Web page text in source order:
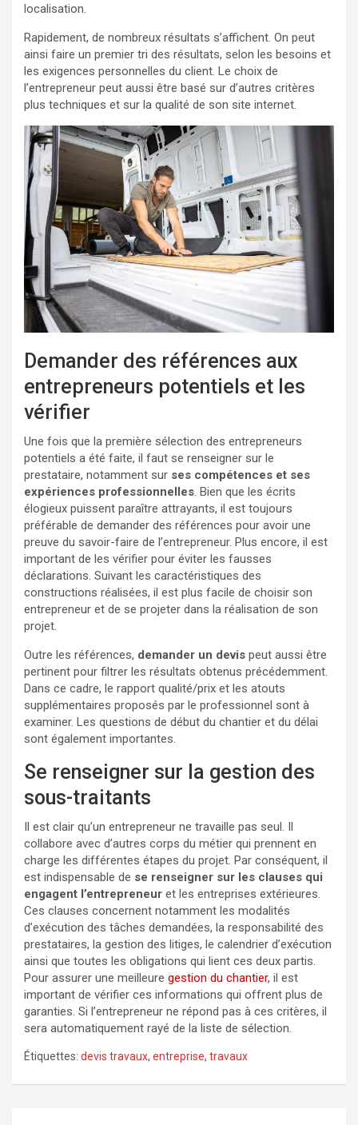
localisation.
Rapidement, de nombreux résultats s’affichent. On peut
ainsi faire un premier tri des résultats, selon les besoins et
les exigences personnelles du client. Le choix de
l’entrepreneur peut aussi être basé sur d’autres critères
plus techniques et sur la qualité de son site internet.
Demander des références aux
entrepreneurs potentiels et les
vérifier
Une fois que la première sélection des entrepreneurs
potentiels a été faite, il faut se renseigner sur le
prestataire, notamment sur ses compétences et ses
expériences professionnelles. Bien que les écrits
élogieux puissent paraître attrayants, il est toujours
préférable de demander des références pour avoir une
preuve du savoir-faire de l’entrepreneur. Plus encore, il est
important de les vérifier pour éviter les fausses
déclarations. Suivant les caractéristiques des
constructions réalisées, il est plus facile de choisir son
entrepreneur et de se projeter dans la réalisation de son
projet.
Outre les références, demander un devis peut aussi être
pertinent pour filtrer les résultats obtenus précédemment.
Dans ce cadre, le rapport qualité/prix et les atouts
supplémentaires proposés par le professionnel sont à
examiner. Les questions de début du chantier et du délai
sont également importantes.
Se renseigner sur la gestion des
sous-traitants
Il est clair qu’un entrepreneur ne travaille pas seul. Il
collabore avec d’autres corps du métier qui prennent en
charge les différentes étapes du projet. Par conséquent, il
est indispensable de se renseigner sur les clauses qui
engagent l’entrepreneur et les entreprises extérieures.
Ces clauses concernent notamment les modalités
d’exécution des tâches demandées, la responsabilité des
prestataires, la gestion des litiges, le calendrier d’exécution
ainsi que toutes les obligations qui lient ces deux partis.
Pour assurer une meilleure gestion du chantier, il est
important de vérifier ces informations qui offrent plus de
garanties. Si l’entrepreneur ne répond pas à ces critères, il
sera automatiquement rayé de la liste de sélection.
Étiquettes: devis travaux, entreprise, travaux